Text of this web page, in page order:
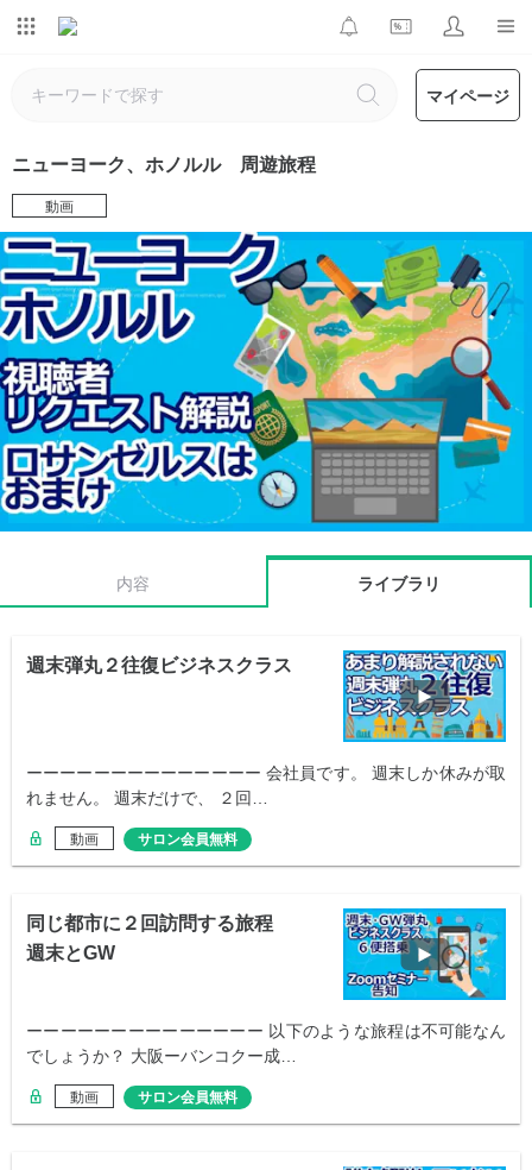
マイページ
ニューヨーク、ホノルル 周遊旅程
動画
内容 ライブラリ
週末弾丸２往復ビジネスクラス
ーーーーーーーーーーーーーー 会社員です。 週末しか休みが取
れません。 週末だけで、 ２回…
動画 サロン会員無料
同じ都市に２回訪問する旅程
週末とGW
ーーーーーーーーーーーーーー 以下のような旅程は不可能なん
でしょうか？ 大阪ーバンコクー成…
動画 サロン会員無料